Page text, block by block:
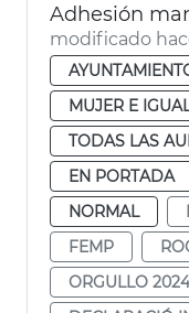
Adhesión
modificado
MUJER E
TODAS LAS
EN PORTADA
NORMAL
FEMP
ORGULLO 2024